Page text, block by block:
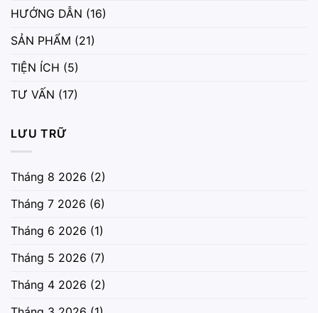
HƯỚNG DẪN (16)
SẢN PHẨM (21)
TIỆN ÍCH (5)
TƯ VẤN (17)
LƯU TRỮ
Tháng 8 2026 (2)
Tháng 7 2026 (6)
Tháng 6 2026 (1)
Tháng 5 2026 (7)
Tháng 4 2026 (2)